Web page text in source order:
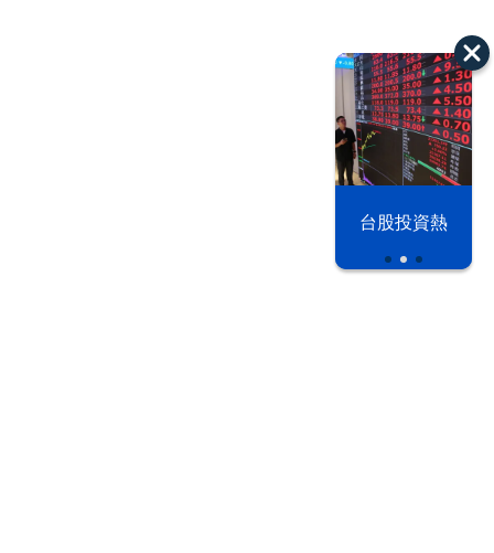
台股投資熱